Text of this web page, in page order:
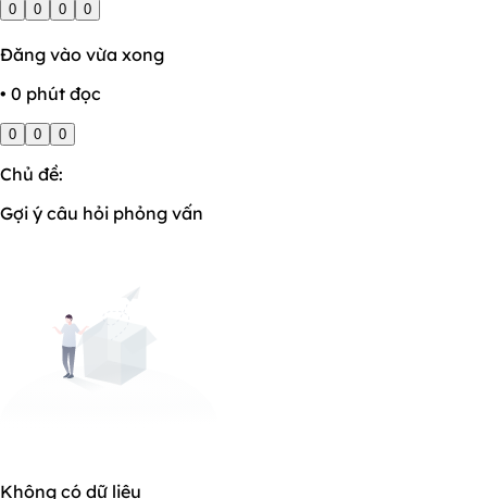
0
0 0 0
Đăng vào vừa xong
• 0 phút đọc
0 0 0
Chủ đề:
Gợi ý câu hỏi phỏng vấn
Không có dữ liệu